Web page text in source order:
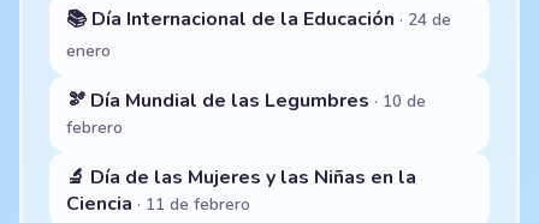
📚 Día Internacional de la Educación · 24 de
enero
🫘 Día Mundial de las Legumbres · 10 de
febrero
🔬 Día de las Mujeres y las Niñas en la
Ciencia · 11 de febrero